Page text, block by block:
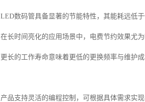
LED数码管具备显著的节能特性，其能耗远低于
在长时间亮化的应用场景中，电费节约效果尤为
更长的工作寿命意味着更低的更换频率与维护
产品支持灵活的编程控制，可根据具体需求实